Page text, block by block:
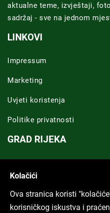
aktualne teme, izvještaji,
sadržaj - sve na jednom
LINKOVI
Impressum
Marketing
Uvjeti koristenja
Politike privatnosti
GRAD RIJEKA
ARHIVA TEKSTOVA
Kolačići
Ova stranica koristi
korisničkog iskustva i